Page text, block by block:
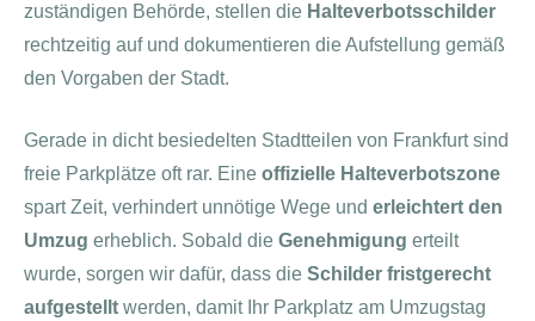
zuständigen Behörde, stellen die Halteverbotsschilder
rechtzeitig auf und dokumentieren die Aufstellung gemäß
den Vorgaben der Stadt.
Gerade in dicht besiedelten Stadtteilen von Frankfurt sind
freie Parkplätze oft rar. Eine offizielle Halteverbotszone
spart Zeit, verhindert unnötige Wege und erleichtert den
Umzug erheblich. Sobald die Genehmigung erteilt
wurde, sorgen wir dafür, dass die Schilder fristgerecht
aufgestellt werden, damit Ihr Parkplatz am Umzugstag